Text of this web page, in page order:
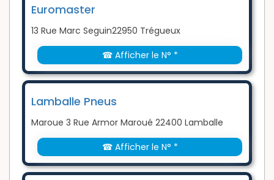
Euromaster
13 Rue Marc Seguin22950 Trégueux
☎ Afficher le N° *
Lamballe Pneus
Maroue 3 Rue Armor Maroué 22400 Lamballe
☎ Afficher le N° *